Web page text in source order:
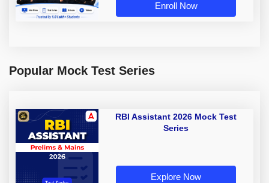
Enroll Now
Popular Mock Test Series
RBI Assistant 2026 Mock Test
Series
Explore Now